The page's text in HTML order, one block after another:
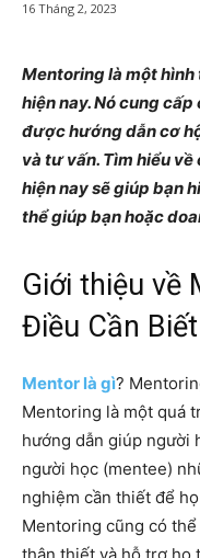
16 Tháng 2, 2023
Mentoring là một
hiện nay. Nó cung
được hướng dẫn cơ
và tư vấn. Tìm hiểu
hiện nay sẽ giúp bạn
thể giúp bạn hoặc
Giới thiệu về
Điều Cần Biết
Mentor là gì?
Mentoring là một quá
hướng dẫn giúp người
người học (mentee)
nghiệm cần thiết để
Mentoring cũng có